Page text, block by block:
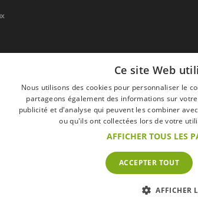
en Europe sur devis
Mentions légales
Tous les prix indiqués sur le site s'entendent toutes taxes comprises.
protection du consommateur » du Code belge de droit économique.
Ce site Web
Nous utilisons des cookies pour personnaliser le
partageons également des informations sur
publicité et d'analyse qui peuvent les combiner
ou qu'ils ont collectées lors de votre
AFFICHER TOUS LES
ACCEPTER TOUT
AFFICHER